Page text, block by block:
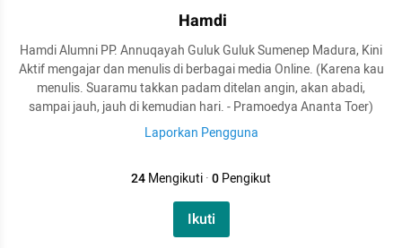
Hamdi
Hamdi Alumni PP. Annuqayah Guluk Guluk Sumenep Madura, Kini
Aktif mengajar dan menulis di berbagai media Online. (Karena kau
menulis. Suaramu takkan padam ditelan angin, akan abadi,
sampai jauh, jauh di kemudian hari. - Pramoedya Ananta Toer)
Laporkan Pengguna
24Mengikuti·0Pengikut
Ikuti